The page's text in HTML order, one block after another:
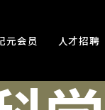
元会员 人才招聘